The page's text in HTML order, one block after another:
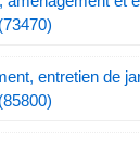
entretien de